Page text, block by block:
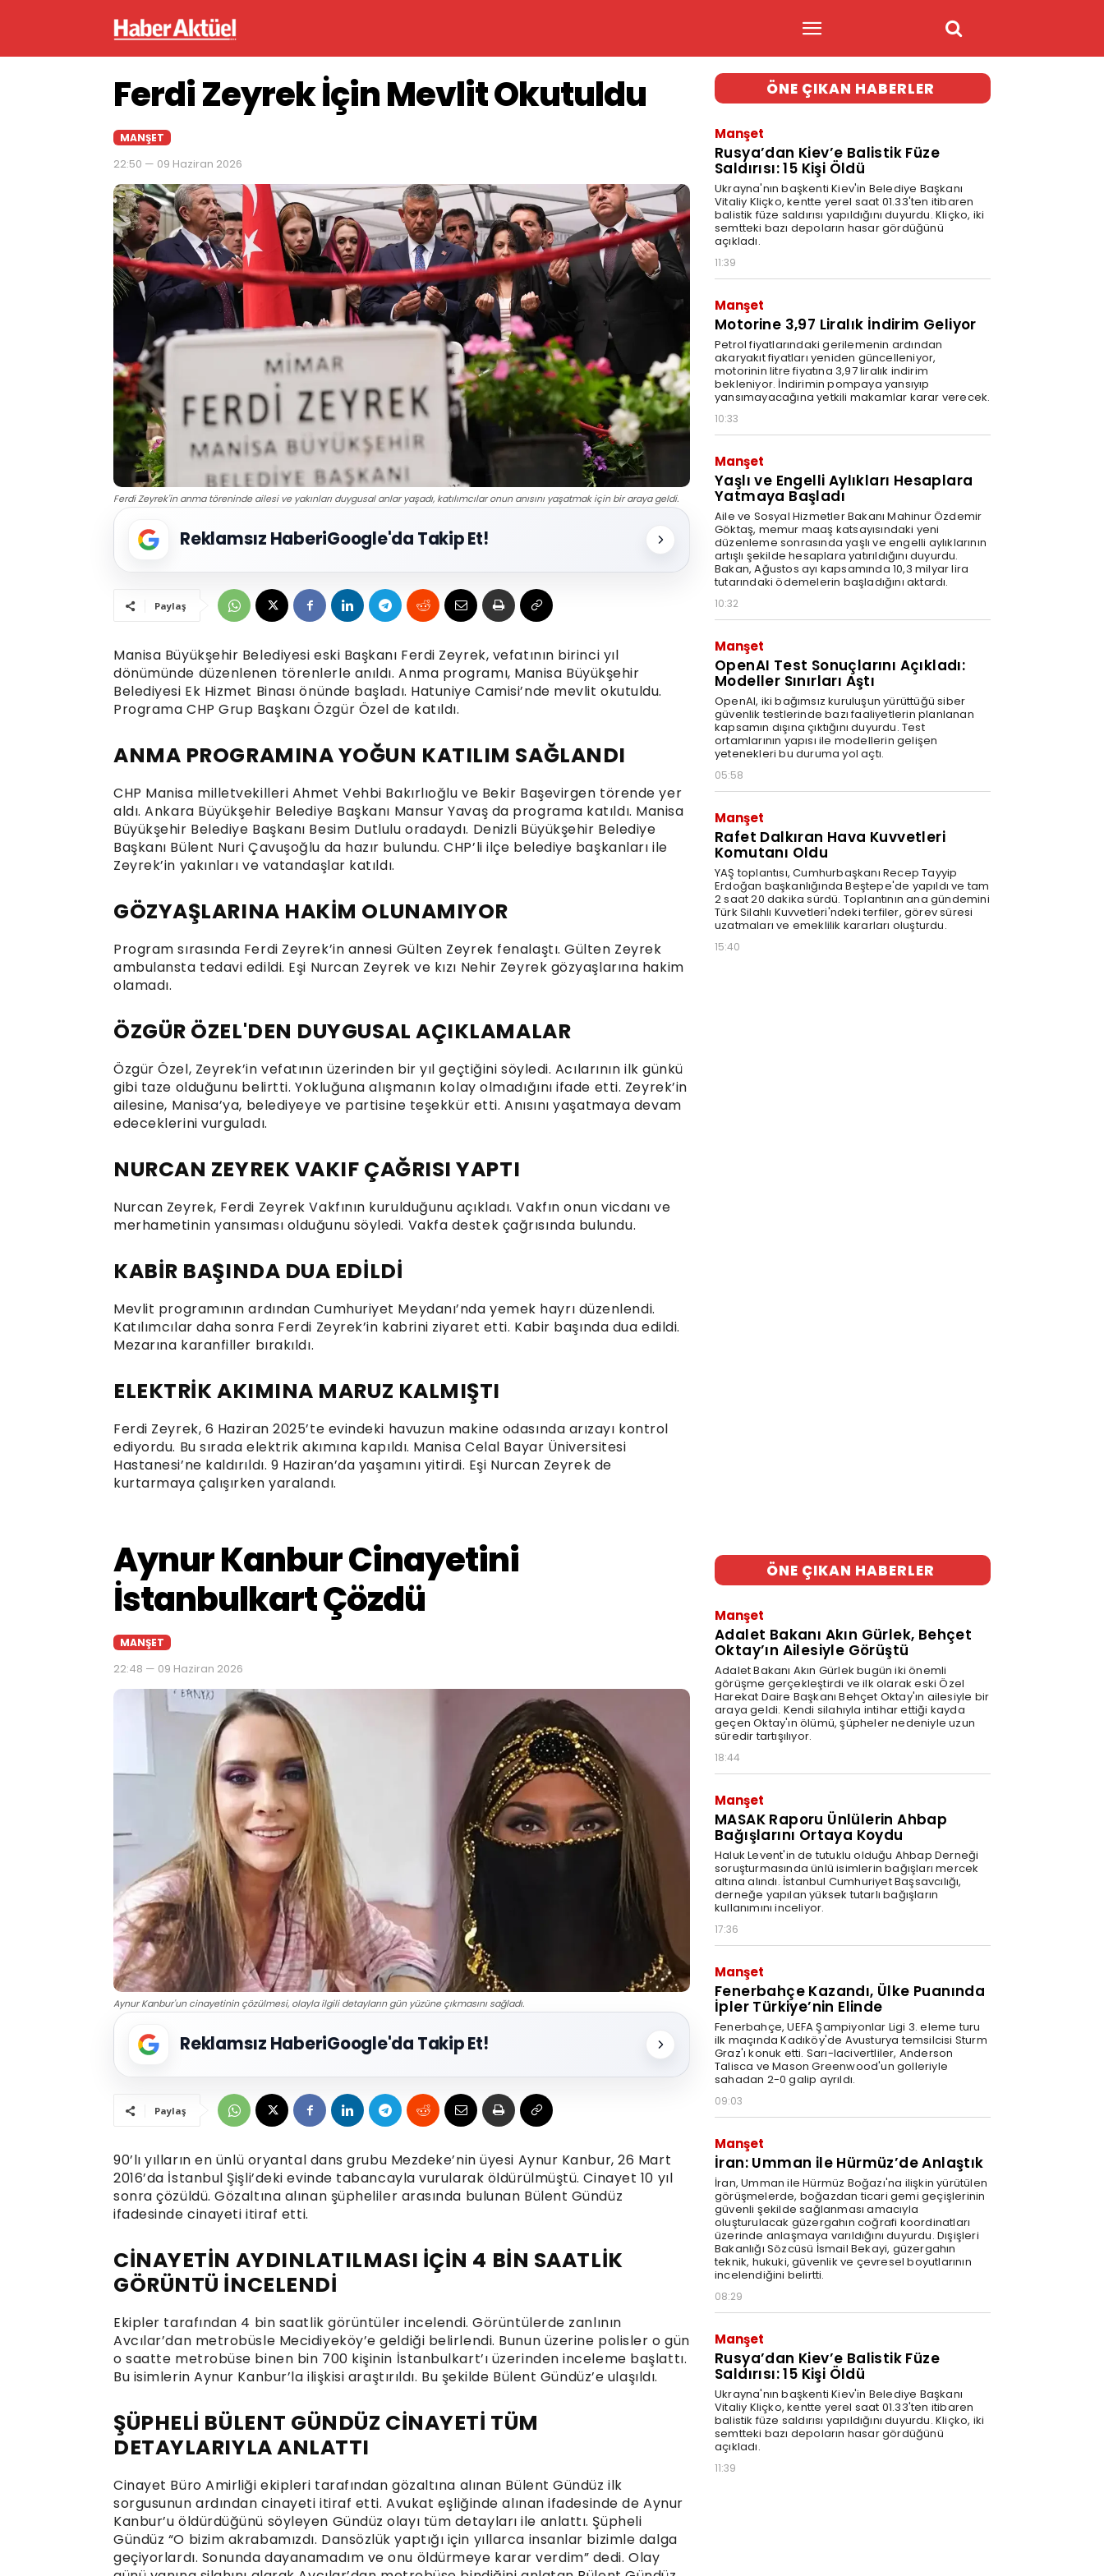
Ferdi Zeyrek İçin Mevlit Okutuldu
MANŞET
22:50 — 09 Haziran 2026
Ferdi Zeyrek'in anma töreninde ailesi ve yakınları duygusal anlar yaşadı, katılımcılar onun anısını yaşatmak için bir araya geldi.
Reklamsız HaberiGoogle'da Takip Et!
Paylaş
Manisa Büyükşehir Belediyesi eski Başkanı Ferdi Zeyrek, vefatının birinci yıl
dönümünde düzenlenen törenlerle anıldı. Anma programı, Manisa Büyükşehir
Belediyesi Ek Hizmet Binası önünde başladı. Hatuniye Camisi’nde mevlit okutuldu.
Programa CHP Grup Başkanı Özgür Özel de katıldı.
ANMA PROGRAMINA YOĞUN KATILIM SAĞLANDI
CHP Manisa milletvekilleri Ahmet Vehbi Bakırlıoğlu ve Bekir Başevirgen törende yer
aldı. Ankara Büyükşehir Belediye Başkanı Mansur Yavaş da programa katıldı. Manisa
Büyükşehir Belediye Başkanı Besim Dutlulu oradaydı. Denizli Büyükşehir Belediye
Başkanı Bülent Nuri Çavuşoğlu da hazır bulundu. CHP’li ilçe belediye başkanları ile
Zeyrek’in yakınları ve vatandaşlar katıldı.
GÖZYAŞLARINA HAKİM OLUNAMIYOR
Program sırasında Ferdi Zeyrek’in annesi Gülten Zeyrek fenalaştı. Gülten Zeyrek
ambulansta tedavi edildi. Eşi Nurcan Zeyrek ve kızı Nehir Zeyrek gözyaşlarına hakim
olamadı.
ÖZGÜR ÖZEL'DEN DUYGUSAL AÇIKLAMALAR
Özgür Özel, Zeyrek’in vefatının üzerinden bir yıl geçtiğini söyledi. Acılarının ilk günkü
gibi taze olduğunu belirtti. Yokluğuna alışmanın kolay olmadığını ifade etti. Zeyrek’in
ailesine, Manisa’ya, belediyeye ve partisine teşekkür etti. Anısını yaşatmaya devam
edeceklerini vurguladı.
NURCAN ZEYREK VAKIF ÇAĞRISI YAPTI
Nurcan Zeyrek, Ferdi Zeyrek Vakfının kurulduğunu açıkladı. Vakfın onun vicdanı ve
merhametinin yansıması olduğunu söyledi. Vakfa destek çağrısında bulundu.
KABİR BAŞINDA DUA EDİLDİ
Mevlit programının ardından Cumhuriyet Meydanı’nda yemek hayrı düzenlendi.
Katılımcılar daha sonra Ferdi Zeyrek’in kabrini ziyaret etti. Kabir başında dua edildi.
Mezarına karanfiller bırakıldı.
ELEKTRİK AKIMINA MARUZ KALMIŞTI
Ferdi Zeyrek, 6 Haziran 2025’te evindeki havuzun makine odasında arızayı kontrol
ediyordu. Bu sırada elektrik akımına kapıldı. Manisa Celal Bayar Üniversitesi
Hastanesi’ne kaldırıldı. 9 Haziran’da yaşamını yitirdi. Eşi Nurcan Zeyrek de
kurtarmaya çalışırken yaralandı.
ÖNE ÇIKAN HABERLER
Manşet
Rusya’dan Kiev’e Balistik Füze
Saldırısı: 15 Kişi Öldü
Ukrayna'nın başkenti Kiev'in Belediye Başkanı
Vitaliy Kliçko, kentte yerel saat 01.33'ten itibaren
balistik füze saldırısı yapıldığını duyurdu. Kliçko, iki
semtteki bazı depoların hasar gördüğünü
açıkladı.
11:39
Manşet
Motorine 3,97 Liralık İndirim Geliyor
Petrol fiyatlarındaki gerilemenin ardından
akaryakıt fiyatları yeniden güncelleniyor,
motorinin litre fiyatına 3,97 liralık indirim
bekleniyor. İndirimin pompaya yansıyıp
yansımayacağına yetkili makamlar karar verecek.
10:33
Manşet
Yaşlı ve Engelli Aylıkları Hesaplara
Yatmaya Başladı
Aile ve Sosyal Hizmetler Bakanı Mahinur Özdemir
Göktaş, memur maaş katsayısındaki yeni
düzenleme sonrasında yaşlı ve engelli aylıklarının
artışlı şekilde hesaplara yatırıldığını duyurdu.
Bakan, Ağustos ayı kapsamında 10,3 milyar lira
tutarındaki ödemelerin başladığını aktardı.
10:32
Manşet
OpenAI Test Sonuçlarını Açıkladı:
Modeller Sınırları Aştı
OpenAI, iki bağımsız kuruluşun yürüttüğü siber
güvenlik testlerinde bazı faaliyetlerin planlanan
kapsamın dışına çıktığını duyurdu. Test
ortamlarının yapısı ile modellerin gelişen
yetenekleri bu duruma yol açtı.
05:58
Manşet
Rafet Dalkıran Hava Kuvvetleri
Komutanı Oldu
YAŞ toplantısı, Cumhurbaşkanı Recep Tayyip
Erdoğan başkanlığında Beştepe'de yapıldı ve tam
2 saat 20 dakika sürdü. Toplantının ana gündemini
Türk Silahlı Kuvvetleri'ndeki terfiler, görev süresi
uzatmaları ve emeklilik kararları oluşturdu.
15:40